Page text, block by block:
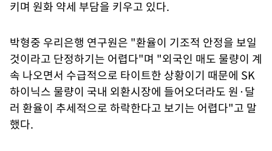
키며 원화 약세 부담을 키우고 있다.
박형중 우리은행 연구원은 "환율이 기조적 안정을 보일
것이라고 단정하기는 어렵다"며 "외국인 매도 물량이 계
속 나오면서 수급적으로 타이트한 상황이기 때문에 SK
하이닉스 물량이 국내 외환시장에 들어오더라도 원·달
러 환율이 추세적으로 하락한다고 보기는 어렵다"고 말
했다.